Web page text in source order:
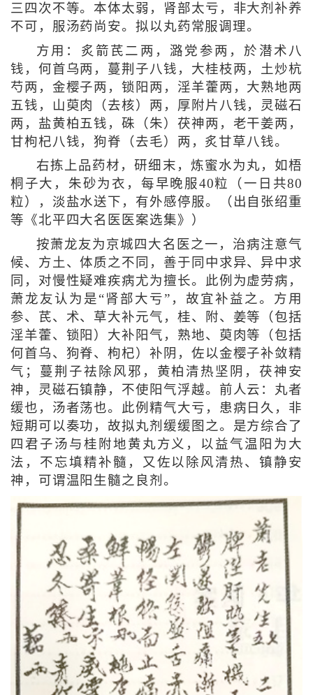
三四次不等。本体太弱，肾部太亏，非大剂补养
不可，服汤药尚安。拟以丸药常服调理。
方用：炙箭芪二两，潞党参两，於潜术八
钱，何首乌两，蔓荆子八钱，大桂枝两，土炒杭
芍两，金樱子两，锁阳两，淫羊藿两，大熟地两
五钱，山萸肉（去核）两，厚附片八钱，灵磁石
两，盐黄柏五钱，硃（朱）茯神两，老干姜两，
甘枸杞八钱，狗脊（去毛）两，炙甘草八钱。
右拣上品药材，研细末，炼蜜水为丸，如梧
桐子大，朱砂为衣，每早晚服40粒（一日共80
粒），淡盐水送下，有外感停服。（出自张绍重
等《北平四大名医医案选集》）
按萧龙友为京城四大名医之一，治病注意气
候、方土、体质之不同，善于同中求异、异中求
同，对慢性疑难疾病尤为擅长。此例为虚劳病，
萧龙友认为是“肾部大亏”，故宜补益之。方用
参、芪、术、草大补元气，桂、附、姜等（包括
淫羊藿、锁阳）大补阳气，熟地、萸肉等（包括
何首乌、狗脊、枸杞）补阴，佐以金樱子补敛精
气；蔓荆子祛除风邪，黄柏清热坚阴，茯神安
神，灵磁石镇静，不使阳气浮越。前人云：丸者
缓也，汤者荡也。此例精气大亏，患病日久，非
短期可以奏功，故拟丸剂缓缓图之。是方综合了
四君子汤与桂附地黄丸方义，以益气温阳为大
法，不忘填精补髓，又佐以除风清热、镇静安
神，可谓温阳生髓之良剂。